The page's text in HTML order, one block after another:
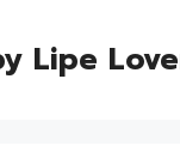
Lipe